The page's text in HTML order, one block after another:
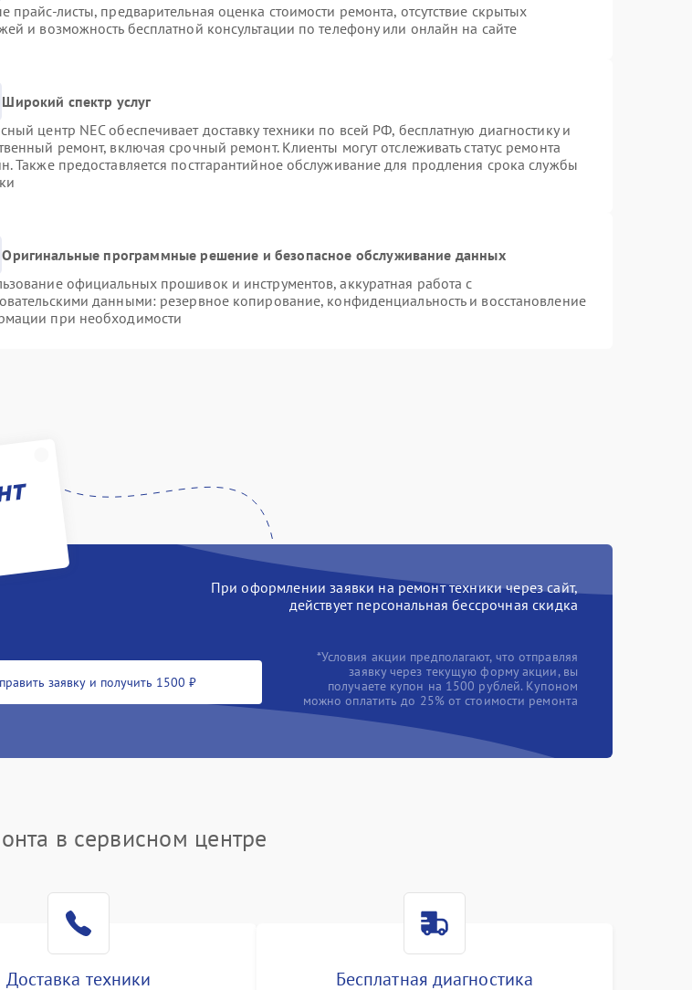
прайс-листы, предварительная оценка стоимости ремонта, отсутствие скрытых
и возможность бесплатной консультации по телефону или онлайн на сайте
Широкий спектр услуг
центр NEC обеспечивает доставку техники по всей РФ, бесплатную диагностику и
ремонт, включая срочный ремонт. Клиенты могут отслеживать статус ремонта
Также предоставляется постгарантийное обслуживание для продления срока службы
Оригинальные программные решение и безопасное обслуживание данных
официальных прошивок и инструментов, аккуратная работа с
данными: резервное копирование, конфиденциальность и восстановление
при необходимости
При оформлении заявки на ремонт техники через сайт,
действует персональная бессрочная скидка
заявку и получить 1500 ₽
*Условия акции предполагают, что отправляя
заявку через текущую форму акции, вы
получаете купон на 1500 рублей. Купоном
можно оплатить до 25% от стоимости ремонта
в сервисном центре
Доставка техники Бесплатная диагностика